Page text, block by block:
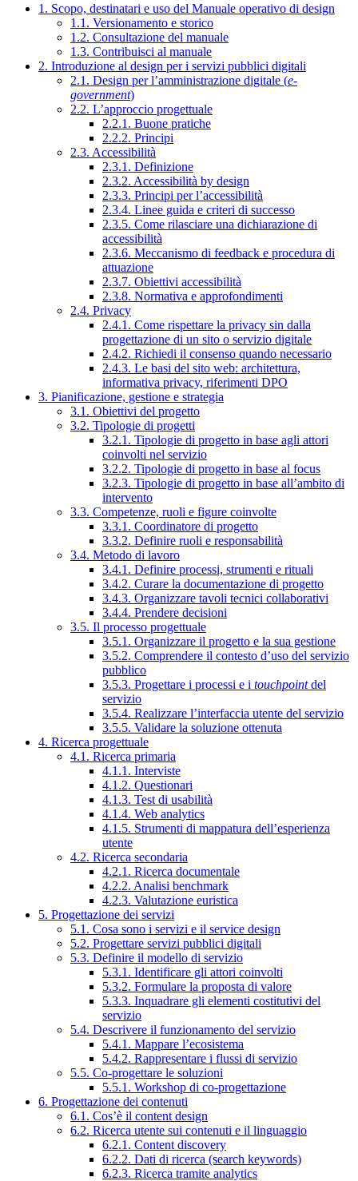
1. Scopo, destinatari e uso del Manuale operativo di design
1.1. Versionamento e storico
1.2. Consultazione del manuale
1.3. Contribuisci al manuale
2. Introduzione al design per i servizi pubblici digitali
2.1. Design per l’amministrazione digitale (e-
government)
2.2. L’approccio progettuale
2.2.1. Buone pratiche
2.2.2. Principi
2.3. Accessibilità
2.3.1. Definizione
2.3.2. Accessibilità by design
2.3.3. Principi per l’accessibilità
2.3.4. Linee guida e criteri di successo
2.3.5. Come rilasciare una dichiarazione di
accessibilità
2.3.6. Meccanismo di feedback e procedura di
attuazione
2.3.7. Obiettivi accessibilità
2.3.8. Normativa e approfondimenti
2.4. Privacy
2.4.1. Come rispettare la privacy sin dalla
progettazione di un sito o servizio digitale
2.4.2. Richiedi il consenso quando necessario
2.4.3. Le basi del sito web: architettura,
informativa privacy, riferimenti DPO
3. Pianificazione, gestione e strategia
3.1. Obiettivi del progetto
3.2. Tipologie di progetti
3.2.1. Tipologie di progetto in base agli attori
coinvolti nel servizio
3.2.2. Tipologie di progetto in base al focus
3.2.3. Tipologie di progetto in base all’ambito di
intervento
3.3. Competenze, ruoli e figure coinvolte
3.3.1. Coordinatore di progetto
3.3.2. Definire ruoli e responsabilità
3.4. Metodo di lavoro
3.4.1. Definire processi, strumenti e rituali
3.4.2. Curare la documentazione di progetto
3.4.3. Organizzare tavoli tecnici collaborativi
3.4.4. Prendere decisioni
3.5. Il processo progettuale
3.5.1. Organizzare il progetto e la sua gestione
3.5.2. Comprendere il contesto d’uso del servizio
pubblico
3.5.3. Progettare i processi e i touchpointdel
servizio
3.5.4. Realizzare l’interfaccia utente del servizio
3.5.5. Validare la soluzione ottenuta
4. Ricerca progettuale
4.1. Ricerca primaria
4.1.1. Interviste
4.1.2. Questionari
4.1.3. Test di usabilità
4.1.4. Web analytics
4.1.5. Strumenti di mappatura dell’esperienza
utente
4.2. Ricerca secondaria
4.2.1. Ricerca documentale
4.2.2. Analisi benchmark
4.2.3. Valutazione euristica
5. Progettazione dei servizi
5.1. Cosa sono i servizi e il service design
5.2. Progettare servizi pubblici digitali
5.3. Definire il modello di servizio
5.3.1. Identificare gli attori coinvolti
5.3.2. Formulare la proposta di valore
5.3.3. Inquadrare gli elementi costitutivi del
servizio
5.4. Descrivere il funzionamento del servizio
5.4.1. Mappare l’ecosistema
5.4.2. Rappresentare i flussi di servizio
5.5. Co-progettare le soluzioni
5.5.1. Workshop di co-progettazione
6. Progettazione dei contenuti
6.1. Cos’è il content design
6.2. Ricerca utente sui contenuti e il linguaggio
6.2.1. Content discovery
6.2.2. Dati di ricerca (search keywords)
6.2.3. Ricerca tramite analytics